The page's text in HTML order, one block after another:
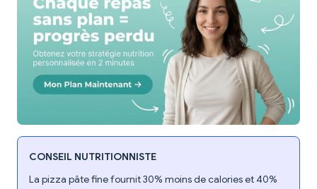
CONSEIL NUTRITIONNISTE
La pizza pâte fine fournit 30% moins de calories et 40%